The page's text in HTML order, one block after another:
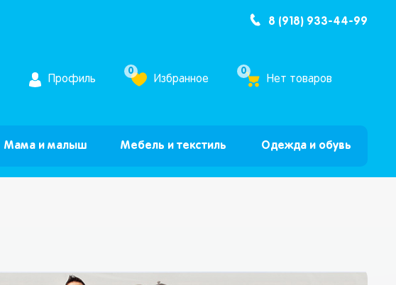
8 (918) 933-44-99
и игрушек ”Бум Бум”
Профиль
0
Избранное
0
Нет товаров
Мама и малыш Мебель и текстиль Одежда и обувь